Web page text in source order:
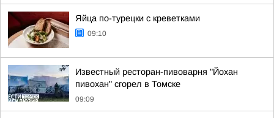
Яйца по-турецки с креветками
09:10
Известный ресторан-пивоварня "Йохан
пивохан" сгорел в Томске
09:09